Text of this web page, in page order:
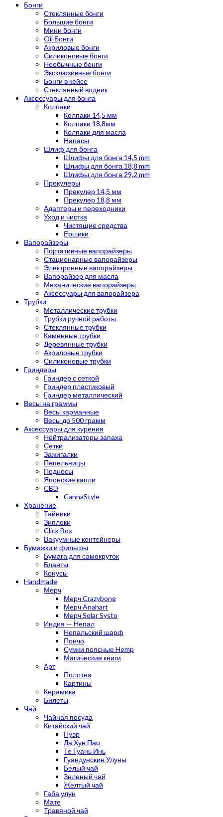
Бонги
Стеклянные бонги
Большие бонги
Мини бонги
Oil Бонги
Акриловые бонги
Силиконовые бонги
Необычные бонги
Эксклюзивные бонги
Бонги в кейсе
Стеклянный водник
Аксессуары для бонга
Колпаки
Колпаки 14,5 мм
Колпаки 18,8мм
Колпаки для масла
Напасы
Шлиф для бонга
Шлифы для бонга 14,5 mm
Шлифы для бонга 18,8 mm
Шлифы для бонга 29,2 mm
Прекулеры
Прекулер 14,5 мм
Прекулер 18,8 мм
Адаптеры и переходники
Уход и чистка
Чистящие средства
Ершики
Вапорайзеры
Портативные вапорайзеры
Стационарные вапорайзеры
Электронные вапорайзеры
Вапорайзер для масла
Механические вапорайзеры
Аксессуары для вапорайзера
Трубки
Металлические трубки
Трубки ручной работы
Стеклянные трубки
Каменные трубки
Деревянные трубки
Акриловые трубки
Силиконовые трубки
Гриндеры
Гриндер с сеткой
Гриндер пластиковый
Гриндер металлический
Весы на граммы
Весы карманные
Весы до 500 грамм
Аксессуары для курения
Нейтрализаторы запаха
Сетки
Зажигалки
Пепельницы
Подносы
Японские капли
CBD
CannaStyle
Хранение
Тайники
Зиплоки
Click Box
Вакуумные контейнеры
Бумажки и фильтры
Бумага для самокруток
Бланты
Конусы
Handmade
Мерч
Мерч Crazybong
Мерч Anahart
Мерч Solar Systo
Индия — Непал
Непальский шарф
Пончо
Сумки поясные Hemp
Магические книги
Арт
Полотна
Картины
Керамика
Билеты
Чай
Чайная посуда
Китайский чай
Пуэр
Да Хун Пао
Те Гуань Инь
Гуандунские Улуны
Белый чай
Зеленый чай
Желтый чай
Габа улун
Мате
Травяной чай